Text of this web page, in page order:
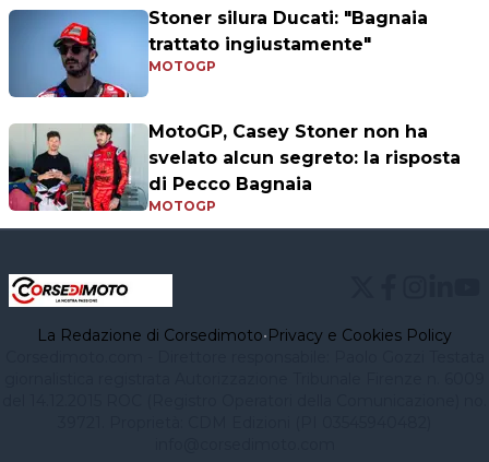
Stoner silura Ducati: "Bagnaia
trattato ingiustamente"
MOTOGP
MotoGP, Casey Stoner non ha
svelato alcun segreto: la risposta
di Pecco Bagnaia
MOTOGP
La Redazione di Corsedimoto•Privacy e Cookies Policy